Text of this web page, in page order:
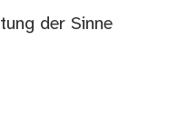
der Sinne